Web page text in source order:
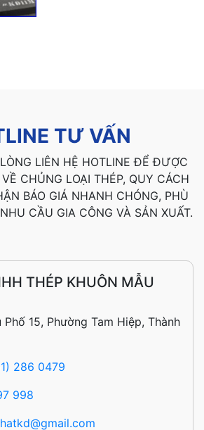
TƯ VẤN
LIÊN HỆ HOTLINE ĐỂ ĐƯỢC
CHỦNG LOẠI THÉP, QUY CÁCH
BÁO GIÁ NHANH CHÓNG, PHÙ
CẦU GIA CÔNG VÀ SẢN XUẤT.
THÉP KHUÔN MẪU
Phố 15, Phường Tam Hiệp, Thành
286 0479
998